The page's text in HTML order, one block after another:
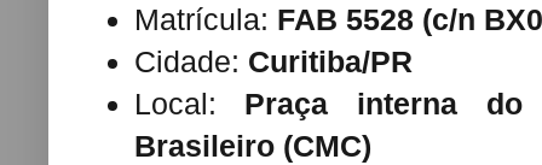
Matrícula: FAB 5528 (c/n
Cidade: Curitiba/PR
Local: Praça interna
Brasileiro (CMC)